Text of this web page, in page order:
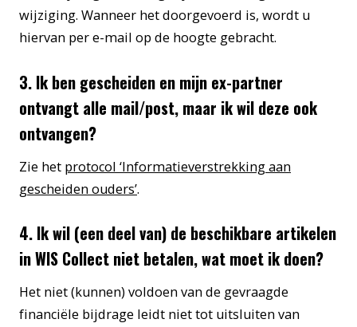
wijziging. Wanneer het doorgevoerd is, wordt u
hiervan per e-mail op de hoogte gebracht.
3. Ik ben gescheiden en mijn ex-partner
ontvangt alle mail/post, maar ik wil deze ook
ontvangen?
Zie het protocol ‘Informatieverstrekking aan
gescheiden ouders’.
4. Ik wil (een deel van) de beschikbare artikelen
in WIS Collect niet betalen, wat moet ik doen?
Het niet (kunnen) voldoen van de gevraagde
financiële bijdrage leidt niet tot uitsluiten van